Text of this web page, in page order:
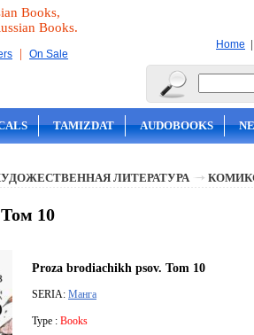
Books,
Books.
| On Sale
Home |
TAMIZDAT AUDOBOOKS
ЛИТЕРАТУРА
10
Proza brodiachikh psov. Tom 10
SERIA: Манга
Type : Books